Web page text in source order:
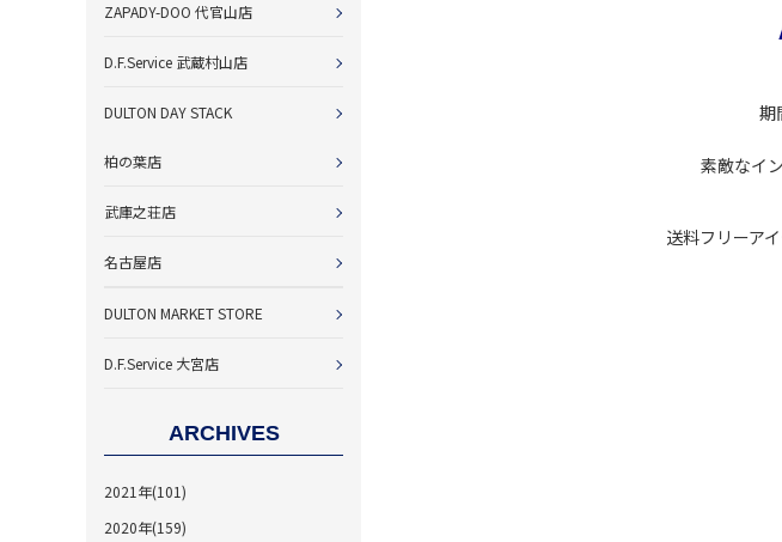
ZAPADY-DOO 代官山店
D.F.Service 武蔵村山店
DULTON DAY STACK
柏の葉店
武庫之荘店
名古屋店
DULTON MARKET STORE
D.F.Service 大宮店
ARCHIVES
2021年(101)
2020年(159)
期
素敵なイ
送料フリーア